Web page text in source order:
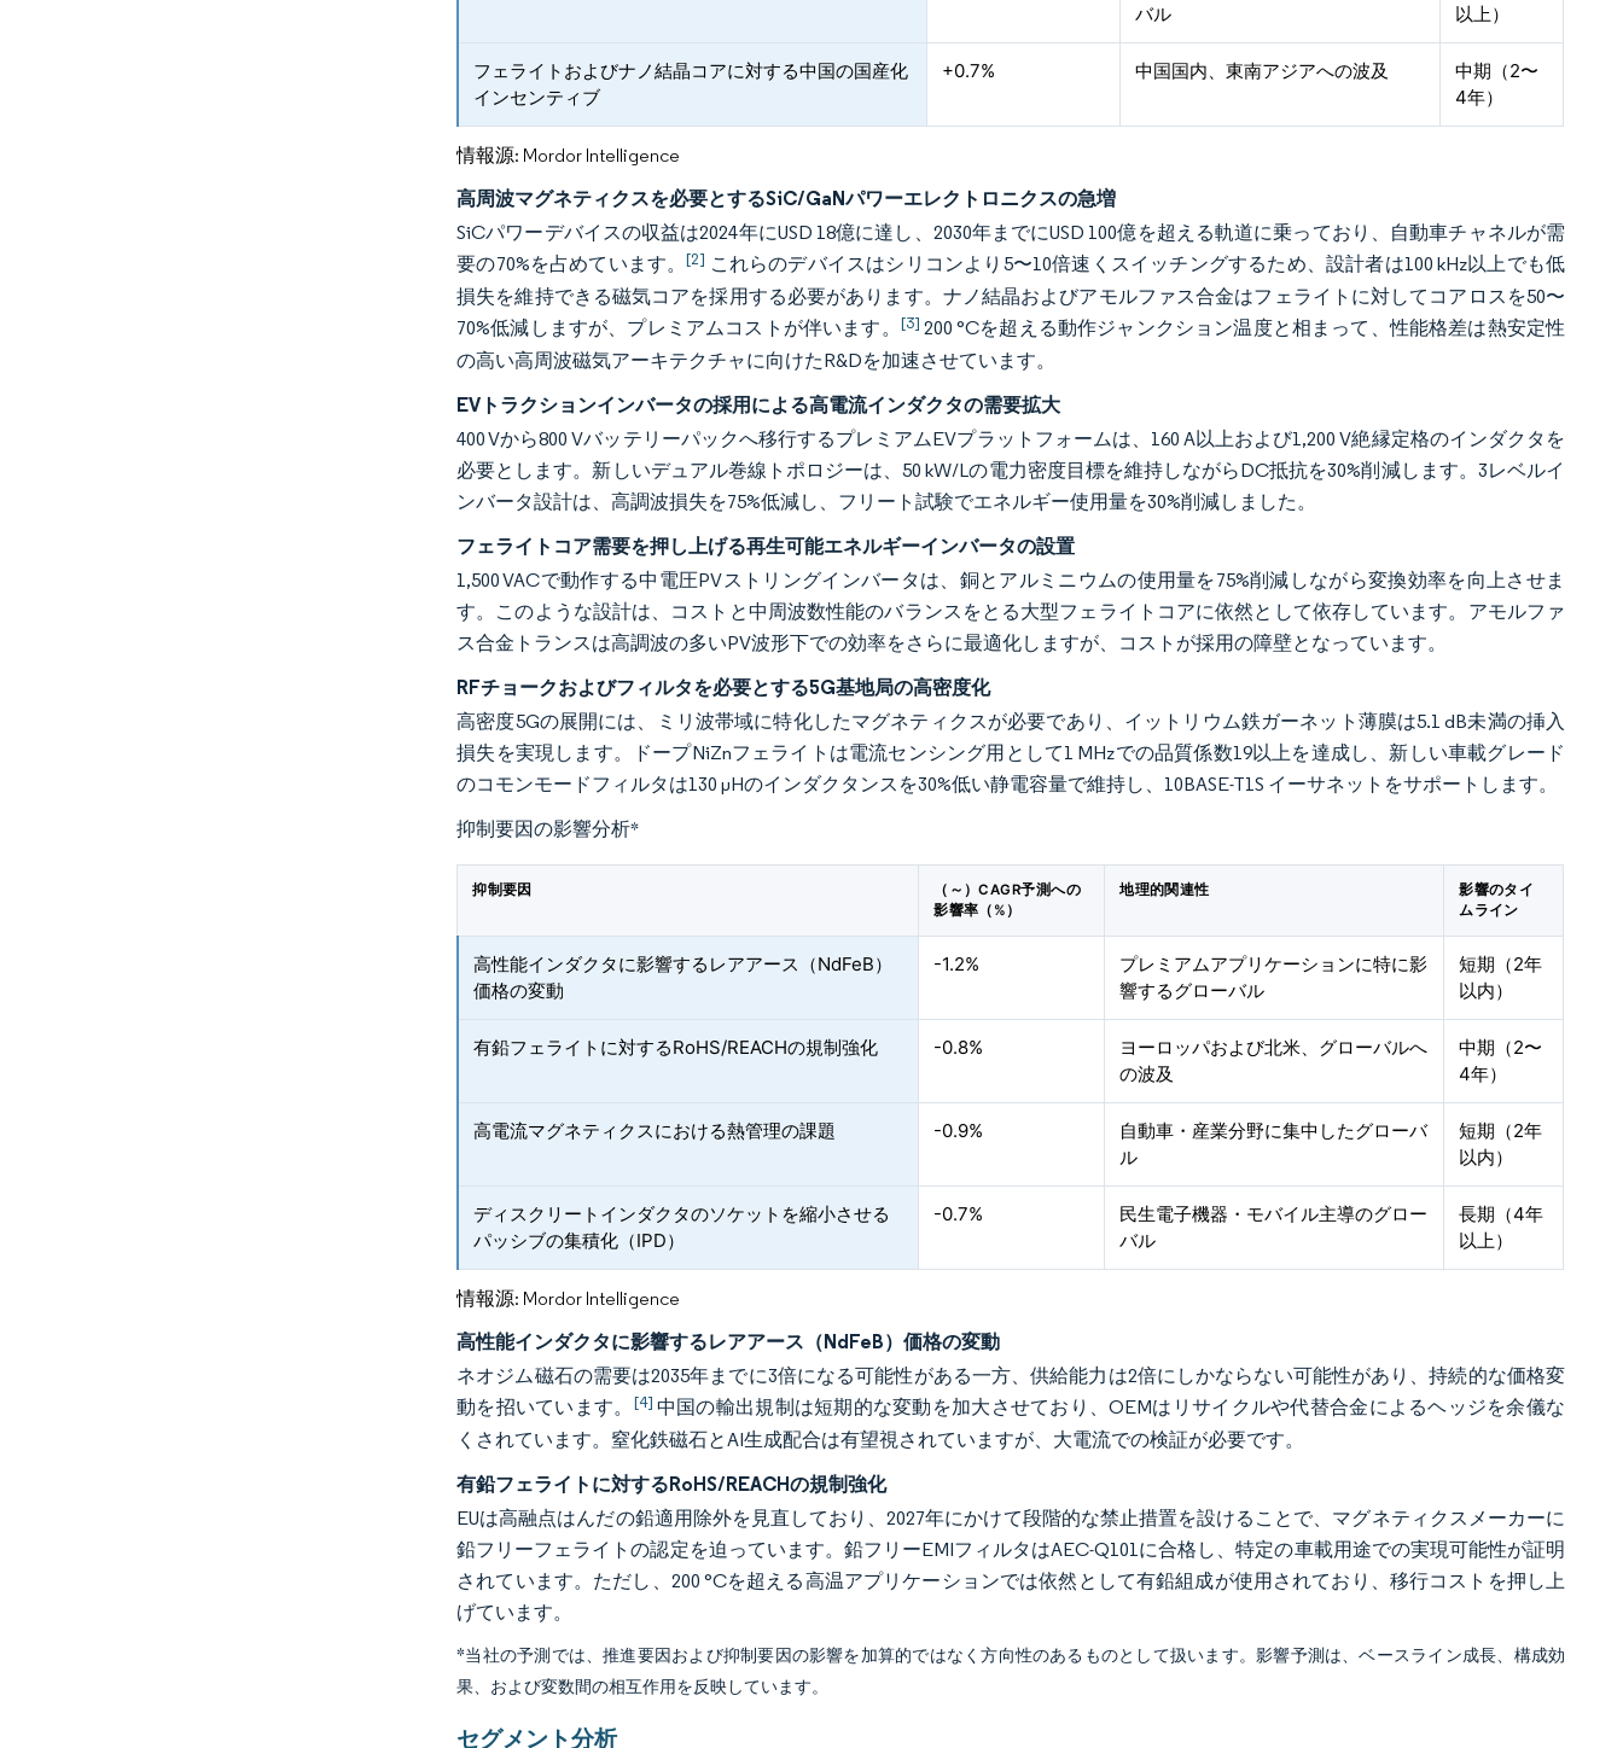
バル
以上）
フェライトおよびナノ結晶コアに対する中国の国産化
インセンティブ
+0.7% 中国国内、東南アジアへの波及
中期（2〜
4年）
情報源: Mordor Intelligence
高周波マグネティクスを必要とするSiC/GaNパワーエレクトロニクスの急増
SiCパワーデバイスの収益は2024年にUSD 18億に達し、2030年までにUSD 100億を超える軌道に乗っており、自動車チャネルが需
要の70%を占めています。[2] これらのデバイスはシリコンより5〜10倍速くスイッチングするため、設計者は100 kHz以上でも低
損失を維持できる磁気コアを採用する必要があります。ナノ結晶およびアモルファス合金はフェライトに対してコアロスを50〜
70%低減しますが、プレミアムコストが伴います。 [3] 200 °Cを超える動作ジャンクション温度と相まって、性能格差は熱安定性
の高い高周波磁気アーキテクチャに向けたR&Dを加速させています。
EVトラクションインバータの採用による高電流インダクタの需要拡大
400 Vから800 Vバッテリーパックへ移行するプレミアムEVプラットフォームは、160 A以上および1,200 V絶縁定格のインダクタを
必要とします。新しいデュアル巻線トポロジーは、50 kW/Lの電力密度目標を維持しながらDC抵抗を30%削減します。3レベルイ
ンバータ設計は、高調波損失を75%低減し、フリート試験でエネルギー使用量を30%削減しました。
フェライトコア需要を押し上げる再生可能エネルギーインバータの設置
1,500 VACで動作する中電圧PVストリングインバータは、銅とアルミニウムの使用量を75%削減しながら変換効率を向上させま
す。このような設計は、コストと中周波数性能のバランスをとる大型フェライトコアに依然として依存しています。アモルファ
ス合金トランスは高調波の多いPV波形下での効率をさらに最適化しますが、コストが採用の障壁となっています。
RFチョークおよびフィルタを必要とする5G基地局の高密度化
高密度5Gの展開には、ミリ波帯域に特化したマグネティクスが必要であり、イットリウム鉄ガーネット薄膜は5.1 dB未満の挿入
損失を実現します。ドープNiZnフェライトは電流センシング用として1 MHzでの品質係数19以上を達成し、新しい車載グレード
のコモンモードフィルタは130 µHのインダクタンスを30%低い静電容量で維持し、10BASE-T1S イーサネットをサポートします。
抑制要因の影響分析*
抑制要因
（～）CAGR予測への
影響率（%）
地理的関連性
影響のタイ
ムライン
高性能インダクタに影響するレアアース（NdFeB）
価格の変動
-1.2%
プレミアムアプリケーションに特に影
響するグローバル
短期（2年
以内）
有鉛フェライトに対するRoHS/REACHの規制強化 -0.8%
ヨーロッパおよび北米、グローバルへ
の波及
中期（2〜
4年）
高電流マグネティクスにおける熱管理の課題 -0.9%
自動車・産業分野に集中したグローバ
ル
短期（2年
以内）
ディスクリートインダクタのソケットを縮小させる
パッシブの集積化（IPD）
-0.7%
民生電子機器・モバイル主導のグロー
バル
長期（4年
以上）
情報源: Mordor Intelligence
高性能インダクタに影響するレアアース（NdFeB）価格の変動
ネオジム磁石の需要は2035年までに3倍になる可能性がある一方、供給能力は2倍にしかならない可能性があり、持続的な価格変
動を招いています。 [4] 中国の輸出規制は短期的な変動を加大させており、OEMはリサイクルや代替合金によるヘッジを余儀な
くされています。窒化鉄磁石とAI生成配合は有望視されていますが、大電流での検証が必要です。
有鉛フェライトに対するRoHS/REACHの規制強化
EUは高融点はんだの鉛適用除外を見直しており、2027年にかけて段階的な禁止措置を設けることで、マグネティクスメーカーに
鉛フリーフェライトの認定を迫っています。鉛フリーEMIフィルタはAEC-Q101に合格し、特定の車載用途での実現可能性が証明
されています。ただし、200 °Cを超える高温アプリケーションでは依然として有鉛組成が使用されており、移行コストを押し上
げています。
*当社の予測では、推進要因および抑制要因の影響を加算的ではなく方向性のあるものとして扱います。影響予測は、ベースライン成長、構成効
果、および変数間の相互作用を反映しています。
セグメント分析